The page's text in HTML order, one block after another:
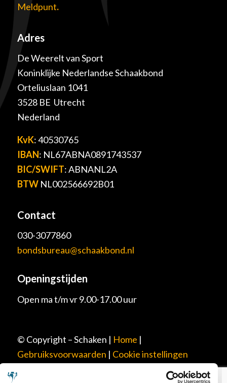
Meldpunt.
Adres
De Weerelt van Sport
Koninklijke Nederlandse Schaakbond
Orteliuslaan 1041
3528 BE Utrecht
Nederland
KvK: 40530765
IBAN: NL67ABNA0891743537
BIC/SWIFT: ABNANL2A
BTWNL002566692B01
Contact
030-3077860
bondsbureau@schaakbond.nl
Openingstijden
Open ma t/m vr 9.00-17.00 uur
© Copyright – Schaken | Home |
Gebruiksvoorwaarden | Cookie instellingen